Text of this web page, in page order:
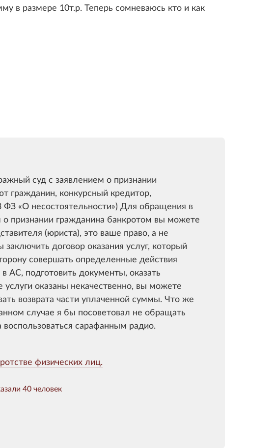
в размере 10т.р. Теперь сомневаюсь кто и как
суд с заявлением о признании
гражданин, конкурсный кредитор,
ФЗ «О несостоятельности»)​ Для обращения в
признании гражданина банкротом вы можете
(юриста), это ваше право, а не
договор оказания услуг, который
совершать определенные действия
АС, подготовить документы, оказать
оказаны некачественно, вы можете
возврата части уплаченной суммы. Что же
случае я бы посоветовал не обращать
сарафанным радио.
физических лиц.
40 человек